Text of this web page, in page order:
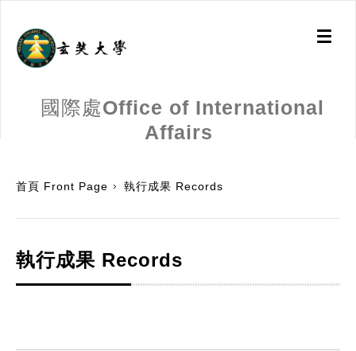
Toggle
國際處Office of International
Affairs
首頁 Front Page 執行成果 Records
執行成果 Records